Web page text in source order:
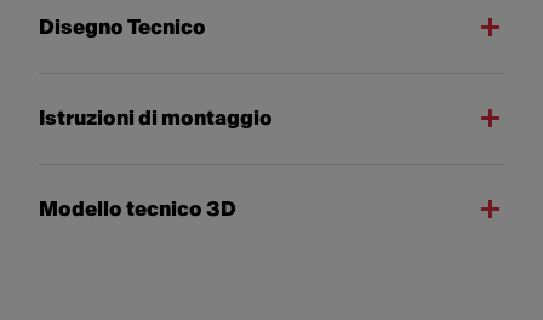
Disegno Tecnico
Istruzioni di montaggio
Modello tecnico 3D